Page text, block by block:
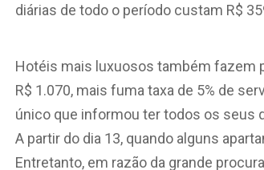
diárias de todo o período custam R$
Hotéis mais luxuosos também fazem
R$ 1.070, mais fuma taxa de 5% de
único que informou ter todos os seus
A partir do dia 13, quando alguns
Entretanto, em razão da grande